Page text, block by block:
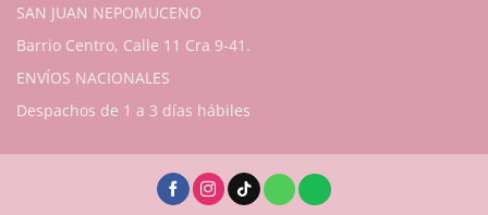
SAN JUAN NEPOMUCENO
Barrio Centro, Calle 11 Cra 9-41.
ENVÍOS NACIONALES
Despachos de 1 a 3 días hábiles